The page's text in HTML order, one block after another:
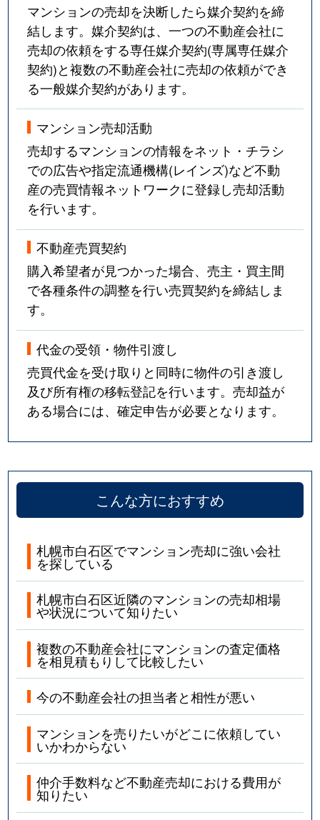
マンションの売却を決断したら媒介契約を締
結します。媒介契約は、一つの不動産会社に
売却の依頼をする専任媒介契約(専属専任媒介
契約)と複数の不動産会社に売却の依頼ができ
る一般媒介契約があります。
マンション売却活動
売却するマンションの情報をネット・チラシ
での広告や指定流通機構(レインズ)など不動
産の売買情報ネットワークに登録し売却活動
を行います。
不動産売買契約
購入希望者が見つかった場合、売主・買主間
で各種条件の調整を行い売買契約を締結しま
す。
代金の受領・物件引渡し
売買代金を受け取りと同時に物件の引き渡し
及び所有権の移転登記を行います。売却益が
ある場合には、確定申告が必要となります。
こんな方におすすめ
札幌市白石区でマンション売却に強い会社
を探している
札幌市白石区近隣のマンションの売却相場
や状況について知りたい
複数の不動産会社にマンションの査定価格
を相見積もりして比較したい
今の不動産会社の担当者と相性が悪い
マンションを売りたいがどこに依頼してい
いかわからない
仲介手数料など不動産売却における費用が
知りたい